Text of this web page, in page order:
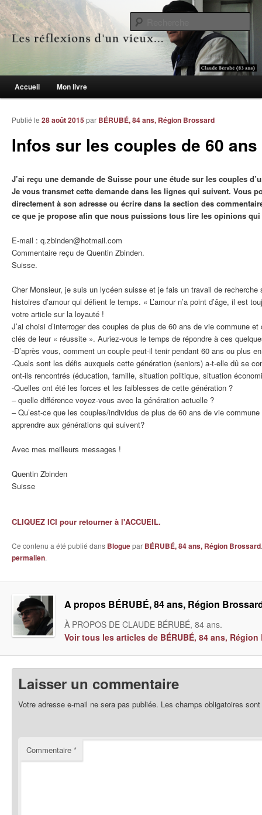
Les réflexions d'un vieux…
Le blogue des aînés de 65 ans et +
Menu principal
Aller au contenu principal
Aller au contenu secondaire
Accueil Mon livre
Infos sur les couples de 60 ans
Publié le 28 août 2015par BÉRUBÉ, 84 ans, Région Brossard
J’ai reçu une demande de Suisse pour une étude sur les couples
Je vous transmet cette demande dans les lignes qui suivent. Vous
directement à son adresse ou écrire dans la section des
ce que je propose afin que nous puissions tous lire les opinions qui
E-mail : q.zbinden@hotmail.com
Commentaire reçu de Quentin Zbinden.
Suisse.
Cher Monsieur, je suis un lycéen suisse et je fais un travail de
histoires d’amour qui défient le temps. « L’amour n’a point d’âge, il est
votre article sur la loyauté !
J’ai choisi d’interroger des couples de plus de 60 ans de vie commune
clés de leur « réussite ». Auriez-vous le temps de répondre à ces
-D’après vous, comment un couple peut-il tenir pendant 60 ans ou plus
-Quels sont les défis auxquels cette génération (seniors) a-t-elle dû se
ont-ils rencontrés (éducation, famille, situation politique, situation
-Quelles ont été les forces et les faiblesses de cette génération ?
– quelle différence voyez-vous avec la génération actuelle ?
– Qu’est-ce que les couples/individus de plus de 60 ans de vie
apprendre aux générations qui suivent?
Avec mes meilleurs messages !
Quentin Zbinden
Suisse
CLIQUEZ ICI pour retourner à l'ACCUEIL.
Ce contenu a été publié dans Bloguepar BÉRUBÉ, 84 ans, Région Brossard
permalien.
A propos BÉRUBÉ, 84 ans, Région
À PROPOS DE CLAUDE BÉRUBÉ, 84 ans.
Voir tous les articles de BÉRUBÉ, 84 ans,
Laisser un commentaire
Votre adresse e-mail ne sera pas publiée. Les champs obligatoires
Commentaire *